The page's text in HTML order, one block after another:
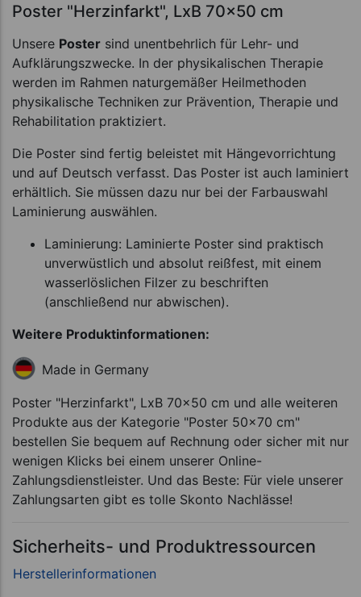
Poster "Herzinfarkt", LxB 70x50 cm
Unsere Poster sind unentbehrlich für Lehr- und
Aufklärungszwecke. In der physikalischen Therapie
werden im Rahmen naturgemäßer Heilmethoden
physikalische Techniken zur Prävention, Therapie und
Rehabilitation praktiziert.
Die Poster sind fertig beleistet mit Hängevorrichtung
und auf Deutsch verfasst. Das Poster ist auch laminiert
erhältlich. Sie müssen dazu nur bei der Farbauswahl
Laminierung auswählen.
Laminierung: Laminierte Poster sind praktisch
unverwüstlich und absolut reißfest, mit einem
wasserlöslichen Filzer zu beschriften
(anschließend nur abwischen).
Weitere Produktinformationen:
Made in Germany
Poster "Herzinfarkt", LxB 70x50 cm und alle weiteren
Produkte aus der Kategorie "Poster 50x70 cm"
bestellen Sie bequem auf Rechnung oder sicher mit nur
wenigen Klicks bei einem unserer Online-
Zahlungsdienstleister. Und das Beste: Für viele unserer
Zahlungsarten gibt es tolle Skonto Nachlässe!
Sicherheits- und Produktressourcen